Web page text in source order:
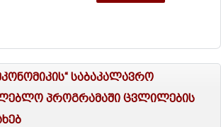
საბაკალავრო
პროგრამაში ცვლილების